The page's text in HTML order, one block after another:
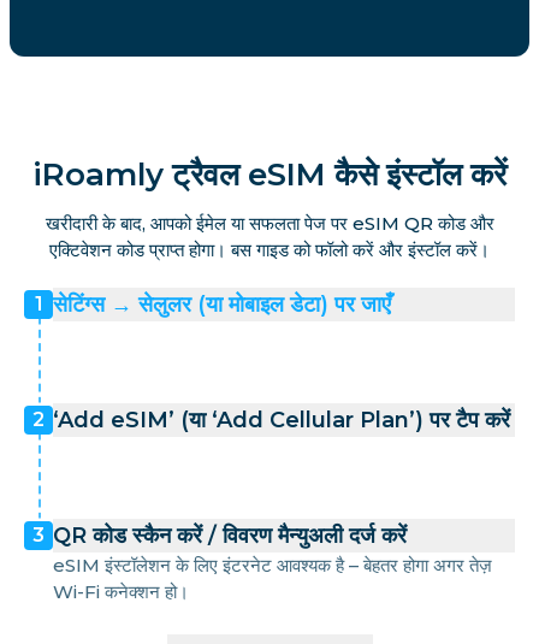
iRoamly ट्रैवल eSIM कैसे इंस्टॉल करें
खरीदारी के बाद, आपको ईमेल या सफलता पेज पर eSIM QR कोड और
एक्टिवेशन कोड प्राप्त होगा। बस गाइड को फॉलो करें और इंस्टॉल करें।
1 सेटिंग्स → सेलुलर (या मोबाइल डेटा) पर जाएँ
2 ‘Add eSIM’ (या ‘Add Cellular Plan’) पर टैप करें
3 QR कोड स्कैन करें / विवरण मैन्युअली दर्ज करें
eSIM इंस्टॉलेशन के लिए इंटरनेट आवश्यक है – बेहतर होगा अगर तेज़
Wi-Fi कनेक्शन हो।